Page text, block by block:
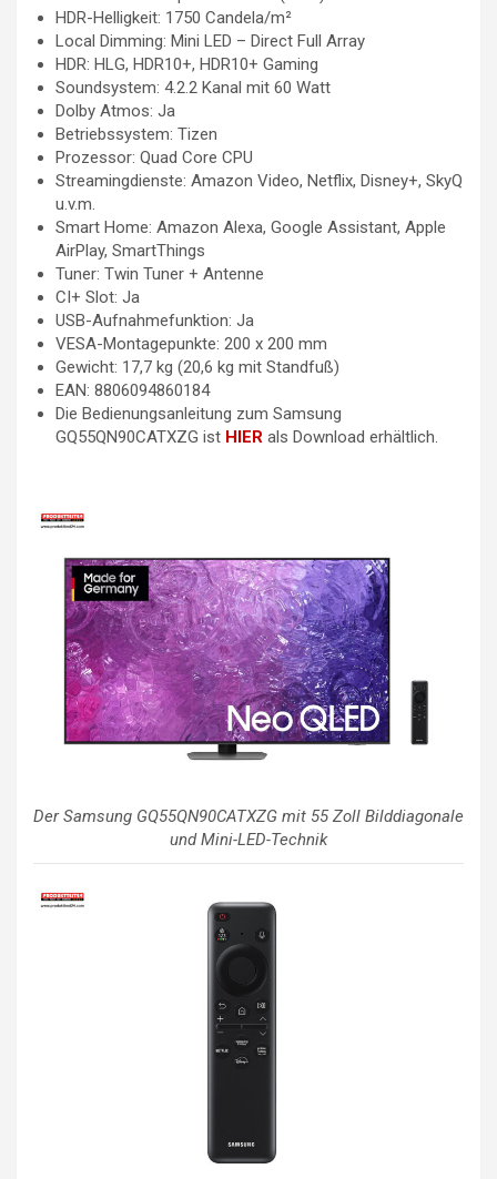
HDR-Helligkeit: 1750 Candela/m²
Local Dimming: Mini LED – Direct Full Array
HDR: HLG, HDR10+, HDR10+ Gaming
Soundsystem: 4.2.2 Kanal mit 60 Watt
Dolby Atmos: Ja
Betriebssystem: Tizen
Prozessor: Quad Core CPU
Streamingdienste: Amazon Video, Netflix, Disney+, SkyQ
u.v.m.
Smart Home: Amazon Alexa, Google Assistant, Apple
AirPlay, SmartThings
Tuner: Twin Tuner + Antenne
CI+ Slot: Ja
USB-Aufnahmefunktion: Ja
VESA-Montagepunkte: 200 x 200 mm
Gewicht: 17,7 kg (20,6 kg mit Standfuß)
EAN: 8806094860184
Die Bedienungsanleitung zum Samsung
GQ55QN90CATXZG ist HIER als Download erhältlich.
Der Samsung GQ55QN90CATXZG mit 55 Zoll Bilddiagonale
und Mini-LED-Technik